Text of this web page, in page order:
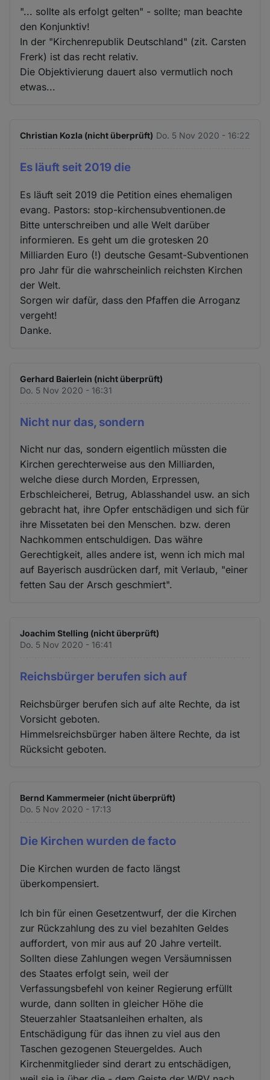
"... sollte als erfolgt gelten" - sollte; man beachte
den Konjunktiv!
In der "Kirchenrepublik Deutschland" (zit. Carsten
Frerk) ist das recht relativ.
Die Objektivierung dauert also vermutlich noch
etwas...
Christian Kozla (nicht überprüft) Do. 5 Nov 2020 - 16:22
Es läuft seit 2019 die
Es läuft seit 2019 die Petition eines ehemaligen
evang. Pastors: stop-kirchensubventionen.de
Bitte unterschreiben und alle Welt darüber
informieren. Es geht um die grotesken 20
Milliarden Euro (!) deutsche Gesamt-Subventionen
pro Jahr für die wahrscheinlich reichsten Kirchen
der Welt.
Sorgen wir dafür, dass den Pfaffen die Arroganz
vergeht!
Danke.
Gerhard Baierlein (nicht überprüft)
Do. 5 Nov 2020 - 16:31
Nicht nur das, sondern
Nicht nur das, sondern eigentlich müssten die
Kirchen gerechterweise aus den Milliarden,
welche diese durch Morden, Erpressen,
Erbschleicherei, Betrug, Ablasshandel usw. an sich
gebracht hat, ihre Opfer entschädigen und sich für
ihre Missetaten bei den Menschen. bzw. deren
Nachkommen entschuldigen. Das währe
Gerechtigkeit, alles andere ist, wenn ich mich mal
auf Bayerisch ausdrücken darf, mit Verlaub, "einer
fetten Sau der Arsch geschmiert".
Joachim Stelling (nicht überprüft)
Do. 5 Nov 2020 - 16:41
Reichsbürger berufen sich auf
Reichsbürger berufen sich auf alte Rechte, da ist
Vorsicht geboten.
Himmelsreichsbürger haben ältere Rechte, da ist
Rücksicht geboten.
Bernd Kammermeier (nicht überprüft)
Do. 5 Nov 2020 - 17:13
Die Kirchen wurden de facto
Die Kirchen wurden de facto längst
überkompensiert.
Ich bin für einen Gesetzentwurf, der die Kirchen
zur Rückzahlung des zu viel bezahlten Geldes
auffordert, von mir aus auf 20 Jahre verteilt.
Sollten diese Zahlungen wegen Versäumnissen
des Staates erfolgt sein, weil der
Verfassungsbefehl von keiner Regierung erfüllt
wurde, dann sollten in gleicher Höhe die
Steuerzahler Staatsanleihen erhalten, als
Entschädigung für das ihnen zu viel aus den
Taschen gezogenen Steuergeldes. Auch
Kirchenmitglieder sind derart zu entschädigen,